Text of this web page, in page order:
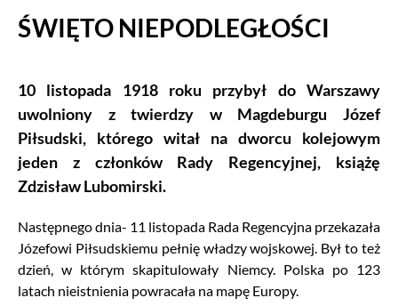
ŚWIĘTO NIEPODLEGŁOŚCI
10 listopada 1918 roku przybył do Warszawy
uwolniony z twierdzy w Magdeburgu Józef
Piłsudski, którego witał na dworcu kolejowym
jeden z członków Rady Regencyjnej, książę
Zdzisław Lubomirski.
Następnego dnia- 11 listopada Rada Regencyjna przekazała
Józefowi Piłsudskiemu pełnię władzy wojskowej. Był to też
dzień, w którym skapitulowały Niemcy. Polska po 123
latach nieistnienia powracała na mapę Europy.